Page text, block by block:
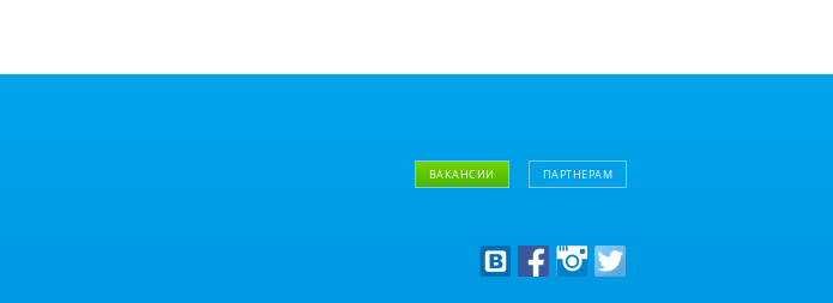
ВАКАНСИИ ПАРТНЕРАМ
Оптовым клиентам